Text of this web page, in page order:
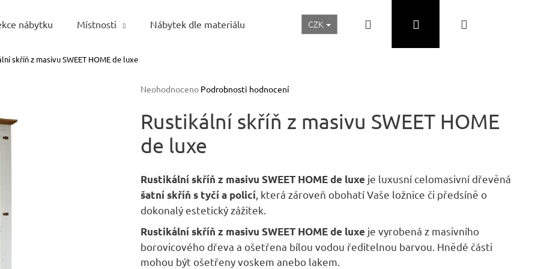
nábytku Místnosti Nábytek dle materiálu Realizace a inspirace Akční ceny Nábytek Skladem
CZK Přihlášení
skříň z masivu SWEET HOME de luxe
Průměrné
produktu
je
0,0
z
hvězdiček.
Neohodnoceno Podrobnosti hodnocení
Rustikální skříň z masivu SWEET HOME
de luxe
Rustikální skříň z masivu SWEET HOME de luxe je luxusní celomasivní dřevěná
šatní skříň s tyčí a policí , která zároveň obohatí Vaše ložnice či předsíně o
dokonalý estetický zážitek.
Rustikální skříň z masivu SWEET HOME de luxe je vyrobená z masivního
borovicového dřeva a ošetřena bílou vodou ředitelnou barvou. Hnědé části
mohou být ošetřeny voskem anebo lakem.
Co potřebujete najít?
HLEDAT
Následující